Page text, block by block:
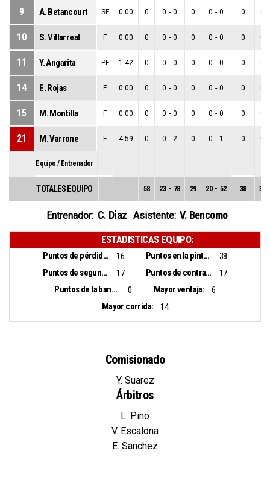
9 A. Betancourt SF 0:00 0 0 - 0 0 0 - 0 0 0
10 S. Villarreal F 0:00 0 0 - 0 0 0 - 0 0 0
11 Y. Angarita PF 1:42 0 0 - 0 0 0 - 0 0 0
14 E. Rojas F 0:00 0 0 - 0 0 0 - 0 0 0
15 M. Montilla F 0:00 0 0 - 0 0 0 - 0 0 0
21 M. Varrone F 4:59 0 0 - 2 0 0 - 1 0 0
Equipo / Entrenador
TOTALES EQUIPO 58 23 - 78 29 20 - 52 38 3
Entrenador: C. Diaz Asistente: V. Bencomo
ESTADISTICAS EQUIPO:
Puntos de pérdidas: 16 Puntos en la pintura:
38
Puntos de segunda oportunidad:
17 Puntos de contra ataque:
17
Puntos de la banca:
0 Mayor ventaja:
6
Mayor corrida:
14
Comisionado
Y. Suarez
Árbitros
L. Pino
V. Escalona
E. Sanchez